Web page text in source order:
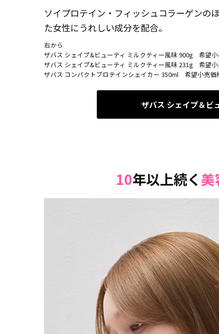
ソイプロテイン・フィッシュコラーゲンの
た女性にうれしい成分を配合。
右から
ザバス シェイプ&ビューティ ミルクティー風味 900g 希望
ザバス シェイプ&ビューティ ミルクティー風味 231g 希望
ザバス コンパクトプロテインシェイカー 350ml 希望小売価
ザバス シェイプ＆ビ
10年以上続く美